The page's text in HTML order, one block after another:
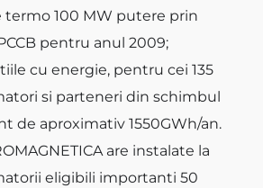
termo 100 MW putere prin
pentru anul 2009;
cu energie, pentru cei 135
si parteneri din schimbul
de aproximativ 1550GWh/an.
are instalate la
eligibili importanti 50